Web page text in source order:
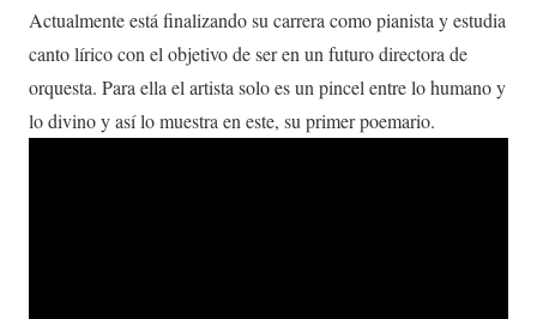
Actualmente está finalizando su carrera como pianista y estudia
canto lírico con el objetivo de ser en un futuro directora de
orquesta. Para ella el artista solo es un pincel entre lo humano y
lo divino y así lo muestra en este, su primer poemario.